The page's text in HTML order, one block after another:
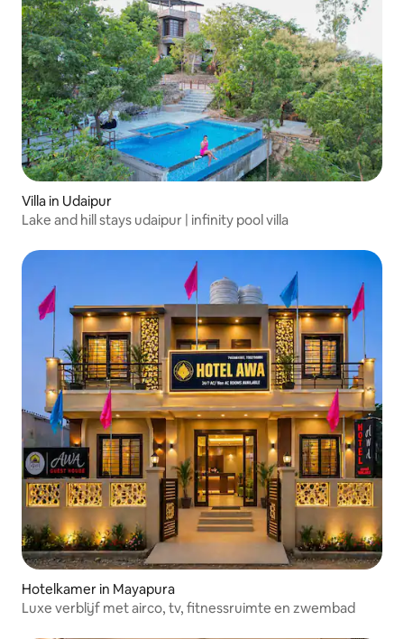
Villa in Udaipur
Lake and hill stays udaipur | infinity pool villa
Hotelkamer in Mayapura
Luxe verblijf met airco, tv, fitnessruimte en zwembad